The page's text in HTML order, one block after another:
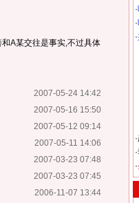
A某交往是事实,不过具体
2007-05-24 14:42
2007-05-16 15:50
2007-05-12 09:14
2007-05-11 14:06
2007-03-23 07:48
2007-03-23 07:45
2006-11-07 13:44
·
·
·
·
·
·